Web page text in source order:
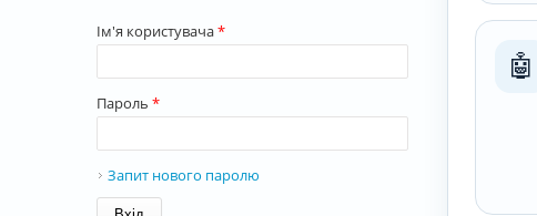
🤖
Ім'я користувача*
Пароль *
Запит нового паролю